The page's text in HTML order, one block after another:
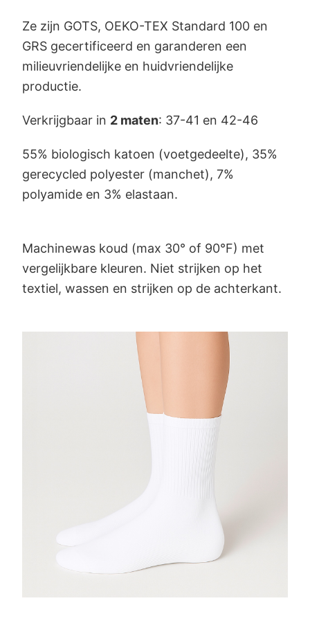
Ze zijn GOTS, OEKO-TEX Standard 100 en
GRS gecertificeerd en garanderen een
milieuvriendelijke en huidvriendelijke
productie.
Verkrijgbaar in 2 maten: 37-41 en 42-46
55% biologisch katoen (voetgedeelte), 35%
gerecycled polyester (manchet), 7%
polyamide en 3% elastaan.
Machinewas koud (max 30° of 90°F) met
vergelijkbare kleuren. Niet strijken op het
textiel, wassen en strijken op de achterkant.